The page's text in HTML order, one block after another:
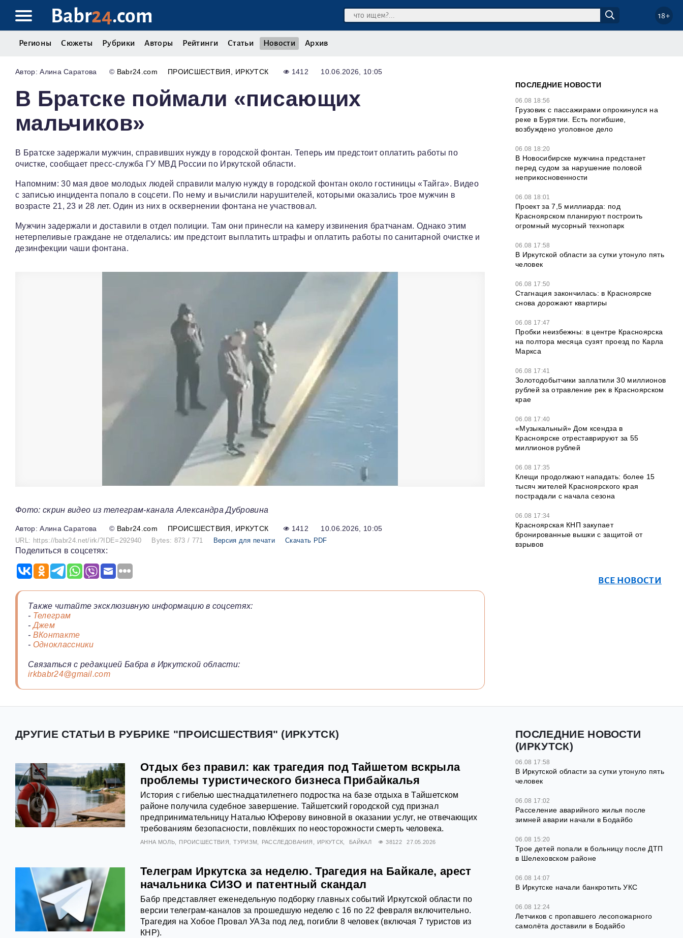
Babr24.com 18+
Регионы Сюжеты Рубрики Авторы Рейтинги Статьи Новости Архив
Алина Саратова © Babr24.com ПРОИСШЕСТВИЯ ИРКУТСК 1412 10.06.2026, 10:05
В Братске поймали «писающих
мальчиков»
В Братске задержали мужчин, справивших нужду в городской фонтан. Теперь им предстоит оплатить работы по
очистке, сообщает пресс‑служба ГУ МВД России по Иркутской области.
Напомним: 30 мая двое молодых людей справили малую нужду в городской фонтан около гостиницы «Тайга». Видео
с записью инцидента попало в соцсети. По нему и вычислили нарушителей, которыми оказались трое мужчин в
возрасте 21, 23 и 28 лет. Один из них в осквернении фонтана не участвовал.
Мужчин задержали и доставили в отдел полиции. Там они принесли на камеру извинения братчанам. Однако этим
нетерпеливые граждане не отделались: им предстоит выплатить штрафы и оплатить работы по санитарной очистке и
дезинфекции чаши фонтана.
Фото: скрин видео из телеграм-канала Александра Дубровина
Алина Саратова © Babr24.com ПРОИСШЕСТВИЯ ИРКУТСК 1412 10.06.2026, 10:05
URL: https://babr24.net/irk/?IDE=292940 Bytes: 873 / 771 Версия для печати Скачать PDF
Поделиться в соцсетях:
Также читайте эксклюзивную информацию в соцсетях:
- Телеграм
-Джем
- ВКонтакте
- Одноклассники
Связаться с редакцией Бабра в Иркутской области:
irkbabr24@gmail.com
ПОСЛЕДНИЕ НОВОСТИ
06.08 18:56
Грузовик с пассажирами опрокинулся на
реке в Бурятии. Есть погибшие,
возбуждено уголовное дело
06.08 18:20
В Новосибирске мужчина предстанет
перед судом за нарушение половой
неприкосновенности
06.08 18:01
Проект за 7,5 миллиарда: под
Красноярском планируют построить
огромный мусорный технопарк
06.08 17:58
В Иркутской области за сутки утонуло пять
человек
06.08 17:50
Стагнация закончилась: в Красноярске
снова дорожают квартиры
06.08 17:47
Пробки неизбежны: в центре Красноярска
на полтора месяца сузят проезд по Карла
Маркса
06.08 17:41
Золотодобытчики заплатили 30 миллионов
рублей за отравление рек в Красноярском
крае
06.08 17:40
«Музыкальный» Дом ксендза в
Красноярске отреставрируют за 55
миллионов рублей
06.08 17:35
Клещи продолжают нападать: более 15
тысяч жителей Красноярского края
пострадали с начала сезона
06.08 17:34
Красноярская КНП закупает
бронированные вышки с защитой от
взрывов
ВСЕ НОВОСТИ
ДРУГИЕ СТАТЬИ В РУБРИКЕ "ПРОИСШЕСТВИЯ" (ИРКУТСК)
Отдых без правил: как трагедия под Тайшетом вскрыла
проблемы туристического бизнеса Прибайкалья
История с гибелью шестнадцатилетнего подростка на базе отдыха в Тайшетском
районе получила судебное завершение. Тайшетский городской суд признал
предпринимательницу Наталью Юферову виновной в оказании услуг, не отвечающих
требованиям безопасности, повлёкших по неосторожности смерть человека.
АННА МОЛЬ ПРОИСШЕСТВИЯ ТУРИЗМ РАССЛЕДОВАНИЯ ИРКУТСК БАЙКАЛ 38122 27.05.2026
Телеграм Иркутска за неделю. Трагедия на Байкале, арест
начальника СИЗО и патентный скандал
Бабр представляет еженедельную подборку главных событий Иркутской области по
версии телеграм-каналов за прошедшую неделю с 16 по 22 февраля включительно.
Трагедия на Хобое Провал УАЗа под лед, погибли 8 человек (включая 7 туристов из
КНР).
ПОСЛЕДНИЕ НОВОСТИ
(ИРКУТСК)
06.08 17:58
В Иркутской области за сутки утонуло пять
человек
06.08 17:02
Расселение аварийного жилья после
зимней аварии начали в Бодайбо
06.08 15:20
Трое детей попали в больницу после ДТП
в Шелеховском районе
06.08 14:07
В Иркутске начали банкротить УКС
06.08 12:24
Летчиков с пропавшего лесопожарного
самолёта доставили в Бодайбо